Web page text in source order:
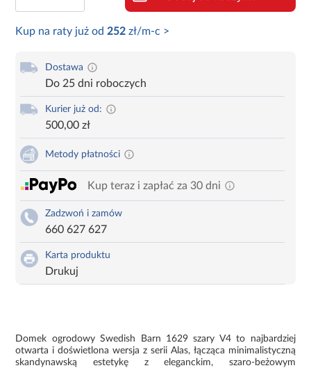
Kup na raty już od 252 zł/m-c >
Dostawa
Do 25 dni roboczych
Kurier już od:
500,00 zł
Metody płatności
Kup teraz i zapłać za 30 dni
Zadzwoń i zamów
660 627 627
Karta produktu
Drukuj
Domek ogrodowy Swedish Barn 1629 szary V4 to najbardziej
otwarta i doświetlona wersja z serii Alas, łącząca minimalistyczną
skandynawską estetykę z eleganckim, szaro-beżowym